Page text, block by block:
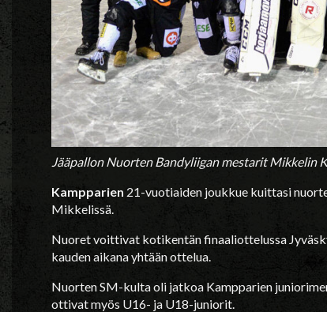
Jääpallon Nuorten Bandyliigan mestarit Mikkelin
Kampparien 21-vuotiaiden joukkue kuittasi
Mikkelissä.
Nuoret voittivat kotikentän finaaliottelussa
kauden aikana yhtään ottelua.
Nuorten SM-kulta oli jatkoa Kampparien
ottivat myös U16- ja U18-juniorit.